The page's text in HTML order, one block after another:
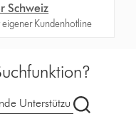
Schweiz
eigener Kundenhotline
Dyson.ch